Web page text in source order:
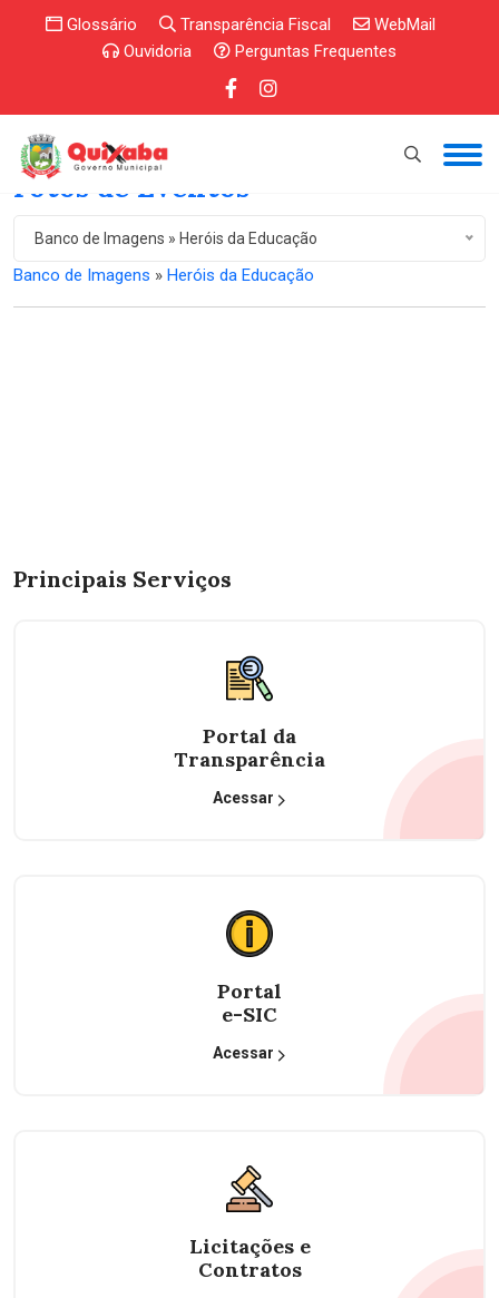
Glossário Transparência Fiscal
WebMail
Ouvidoria
Perguntas Frequentes
Fotos de Eventos
Banco de Imagens » Heróis da Educação
Banco de Imagens » Heróis da Educação
Principais Serviços
Portal da
Transparência
Acessar
Portal
e-SIC
Acessar
Licitações e
Contratos